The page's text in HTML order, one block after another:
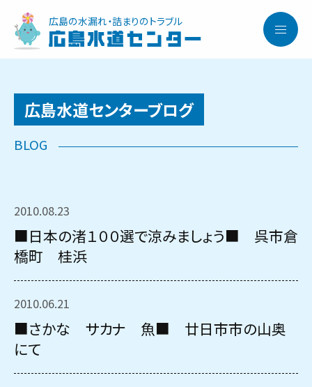
広島の水漏れ・詰まりのトラブル
広島水道センター
サービス内容と料金事例
広島水道センターブログ
2010.08.23
■日本の渚１００選で涼みましょう■ 呉市倉
橋町 桂浜
2010.06.21
■さかな サカナ 魚■ 廿日市市の山奥
にて